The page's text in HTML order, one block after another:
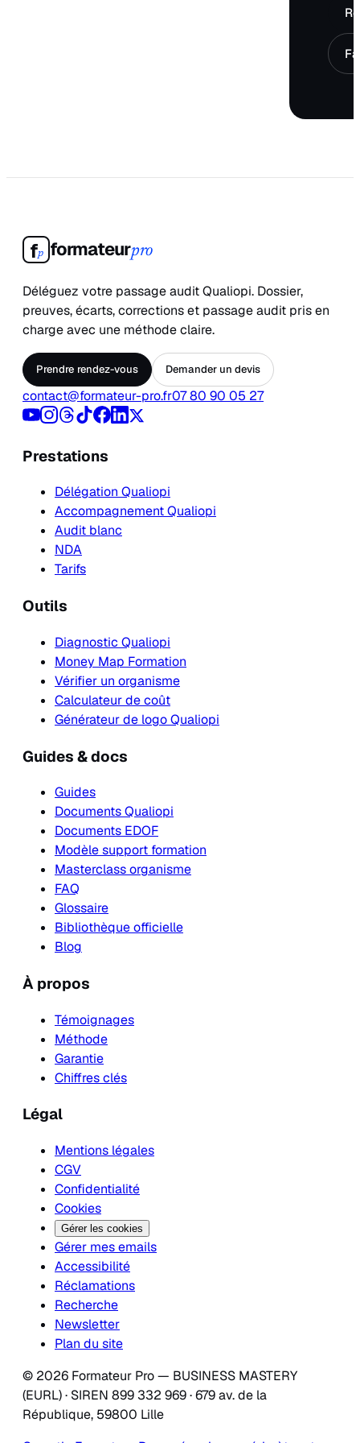
fp formateurpro
Déléguez votre passage audit Qualiopi. Dossier,
preuves, écarts, corrections et passage audit pris en
charge avec une méthode claire.
Prendre rendez-vous Demander un devis
contact@formateur-pro.fr07 80 90 05 27
Prestations
Délégation Qualiopi
Accompagnement Qualiopi
Audit blanc
NDA
Tarifs
Outils
Diagnostic Qualiopi
Money Map Formation
Vérifier un organisme
Calculateur de coût
Générateur de logo Qualiopi
Guides & docs
Guides
Documents Qualiopi
Documents EDOF
Modèle support formation
Masterclass organisme
FAQ
Glossaire
Bibliothèque officielle
Blog
À propos
Témoignages
Méthode
Garantie
Chiffres clés
Légal
Mentions légales
CGV
Confidentialité
Cookies
Gérer les cookies
Gérer mes emails
Accessibilité
Réclamations
Recherche
Newsletter
Plan du site
© 2026 Formateur Pro — BUSINESS MASTERY
(EURL) · SIREN 899 332 969 · 679 av. de la
République, 59800 Lille